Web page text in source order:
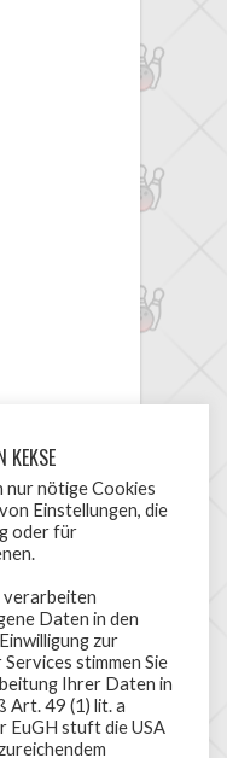
KEKSE
nur nötige Cookies
Einstellungen, die
oder für
verarbeiten
Daten in den
zur
stimmen Sie
Ihrer Daten in
Art. 49 (1) lit. a
EuGH stuft die USA